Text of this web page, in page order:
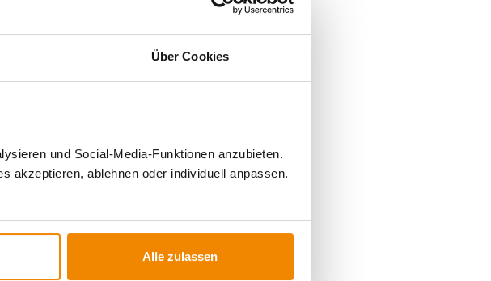
Über Cookies
und Social-Media-Funktionen anzubieten.
akzeptieren, ablehnen oder individuell anpassen.
Alle zulassen
des
gereinigt
Control
übergeht oder